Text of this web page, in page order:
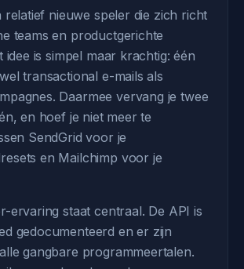
relatief nieuwe speler die zich richt
teams en productgerichte
idee is simpel maar krachtig: één
transactional e-mails als
Daarmee vervang je twee
en hoef je niet meer te
SendGrid voor je
en Mailchimp voor je
ervaring staat centraal. De API is
gedocumenteerd en er zijn
gangbare programmeertalen.